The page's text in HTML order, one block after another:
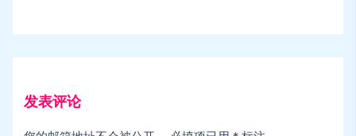
发表评论